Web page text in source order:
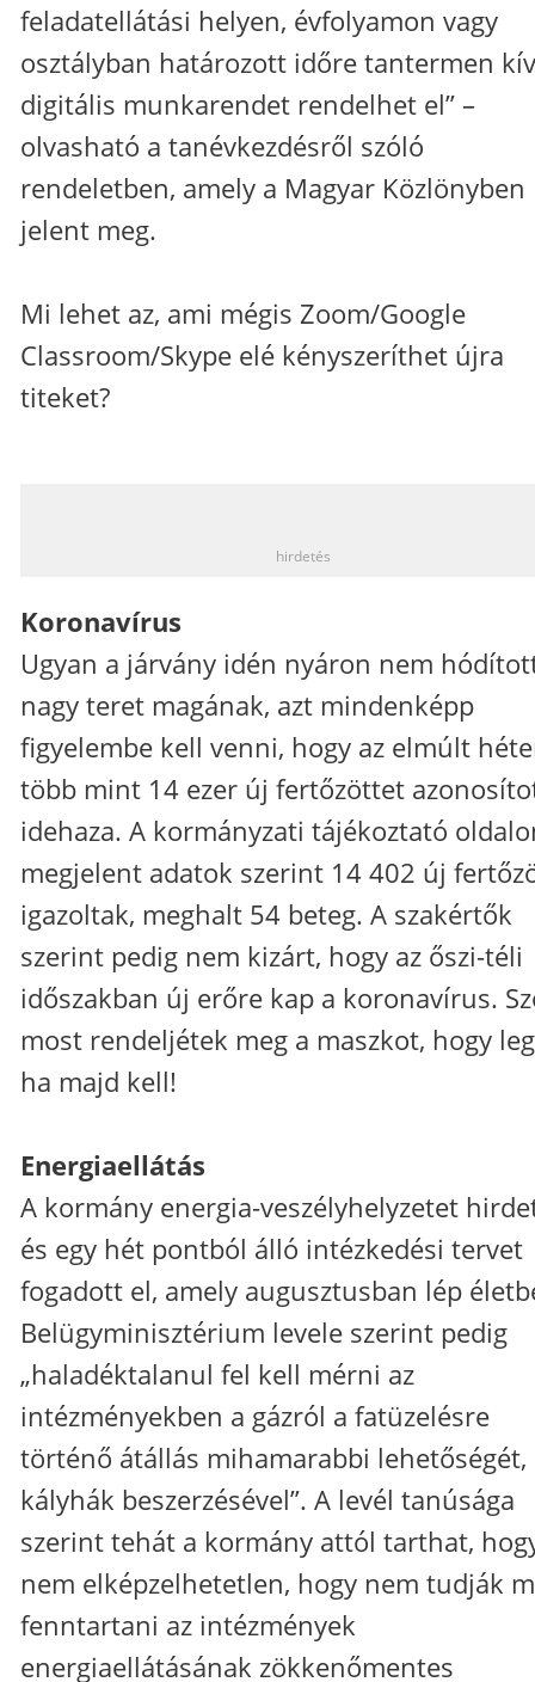
feladatellátási helyen, évfolyamon vagy
osztályban határozott időre tantermen
digitális munkarendet rendelhet el” –
olvasható a tanévkezdésről szóló
rendeletben, amely a Magyar Közlönyben
jelent meg.
Mi lehet az, ami mégis Zoom/Google
Classroom/Skype elé kényszeríthet újra
titeket?
hirdetés
Koronavírus
Ugyan a járvány idén nyáron nem
nagy teret magának, azt mindenképp
figyelembe kell venni, hogy az elmúlt
több mint 14 ezer új fertőzöttet
idehaza. A kormányzati tájékoztató
megjelent adatok szerint 14 402 új
igazoltak, meghalt 54 beteg. A szakértők
szerint pedig nem kizárt, hogy az őszi-téli
időszakban új erőre kap a koronavírus.
most rendeljétek meg a maszkot, hogy
ha majd kell!
Energiaellátás
A kormány energia-veszélyhelyzetet
és egy hét pontból álló intézkedési tervet
fogadott el, amely augusztusban lép
Belügyminisztérium levele szerint pedig
„haladéktalanul fel kell mérni az
intézményekben a gázról a fatüzelésre
történő átállás mihamarabbi lehetőségét,
kályhák beszerzésével”. A levél tanúsága
szerint tehát a kormány attól tarthat,
nem elképzelhetetlen, hogy nem tudják
fenntartani az intézmények
energiaellátásának zökkenőmentes